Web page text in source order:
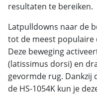
resultaten te bereiken.
Latpulldowns naar de
tot de meest populaire
Deze beweging
(latissimus dorsi) en
gevormde rug. Dankzij
de HS-1054K kun je